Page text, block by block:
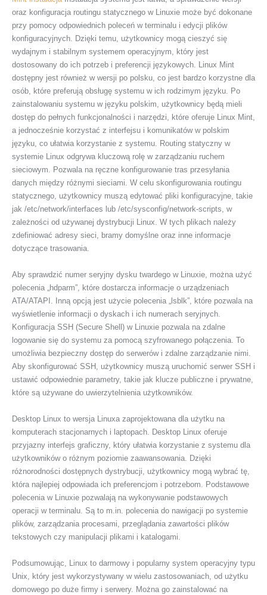
oraz konfiguracja routingu statycznego w Linuxie może być dokonane
przy pomocy odpowiednich poleceń w terminalu i edycji plików
konfiguracyjnych. Dzięki temu, użytkownicy mogą cieszyć się
wydajnym i stabilnym systemem operacyjnym, który jest
dostosowany do ich potrzeb i preferencji językowych. Linux Mint
dostępny jest również w wersji po polsku, co jest bardzo korzystne dla
osób, które preferują obsługę systemu w ich rodzimym języku. Po
zainstalowaniu systemu w języku polskim, użytkownicy będą mieli
dostęp do pełnych funkcjonalności i narzędzi, które oferuje Linux Mint,
a jednocześnie korzystać z interfejsu i komunikatów w polskim
języku, co ułatwia korzystanie z systemu. Routing statyczny w
systemie Linux odgrywa kluczową rolę w zarządzaniu ruchem
sieciowym. Pozwala na ręczne konfigurowanie tras przesyłania
danych między różnymi sieciami. W celu skonfigurowania routingu
statycznego, użytkownicy muszą edytować pliki konfiguracyjne, takie
jak /etc/network/interfaces lub /etc/sysconfig/network-scripts, w
zależności od używanej dystrybucji Linux. W tych plikach należy
zdefiniować adresy sieci, bramy domyślne oraz inne informacje
dotyczące trasowania.
Aby sprawdzić numer seryjny dysku twardego w Linuxie, można użyć
polecenia „hdparm”, które dostarcza informacje o urządzeniach
ATA/ATAPI. Inną opcją jest użycie polecenia „lsblk”, które pozwala na
wyświetlenie informacji o dyskach i ich numerach seryjnych.
Konfiguracja SSH (Secure Shell) w Linuxie pozwala na zdalne
logowanie się do systemu za pomocą szyfrowanego połączenia. To
umożliwia bezpieczny dostęp do serwerów i zdalne zarządzanie nimi.
Aby skonfigurować SSH, użytkownicy muszą uruchomić serwer SSH i
ustawić odpowiednie parametry, takie jak klucze publiczne i prywatne,
które są używane do uwierzytelnienia użytkowników.
Desktop Linux to wersja Linuxa zaprojektowana dla użytku na
komputerach stacjonarnych i laptopach. Desktop Linux oferuje
przyjazny interfejs graficzny, który ułatwia korzystanie z systemu dla
użytkowników o różnym poziomie zaawansowania. Dzięki
różnorodności dostępnych dystrybucji, użytkownicy mogą wybrać tę,
która najlepiej odpowiada ich preferencjom i potrzebom. Podstawowe
polecenia w Linuxie pozwalają na wykonywanie podstawowych
operacji w terminalu. Są to m.in. polecenia do nawigacji po systemie
plików, zarządzania procesami, przeglądania zawartości plików
tekstowych czy manipulacji plikami i katalogami.
Podsumowując, Linux to darmowy i popularny system operacyjny typu
Unix, który jest wykorzystywany w wielu zastosowaniach, od użytku
domowego po duże firmy i serwery. Można go zainstalować na